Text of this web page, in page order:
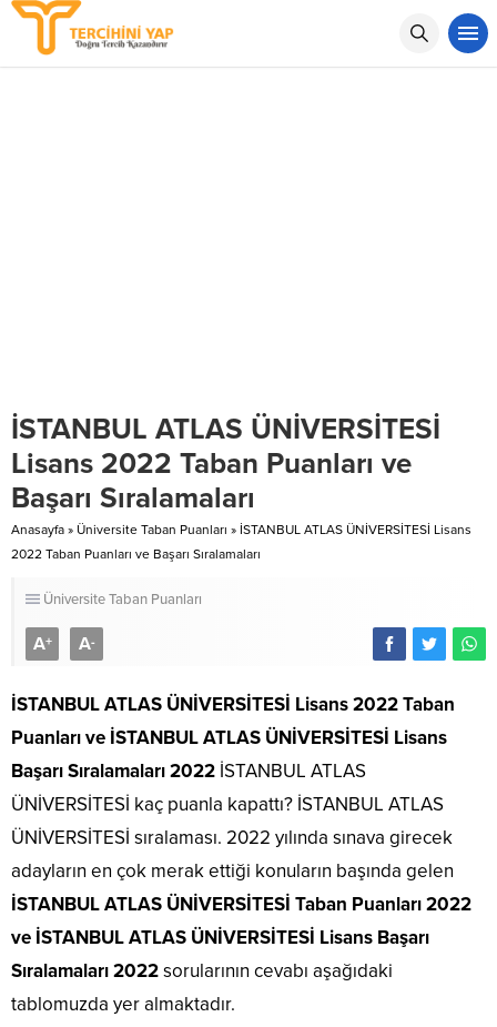
İSTANBUL ATLAS ÜNİVERSİTESİ
Lisans 2022 Taban Puanları ve
Başarı Sıralamaları
Anasayfa » Üniversite Taban Puanları » İSTANBUL ATLAS ÜNİVERSİTESİ Lisans
2022 Taban Puanları ve Başarı Sıralamaları
Üniversite Taban Puanları
A+ A-
İSTANBUL ATLAS ÜNİVERSİTESİ Lisans 2022 Taban
Puanlarıve İSTANBUL ATLAS ÜNİVERSİTESİ Lisans
Başarı Sıralamaları 2022 İSTANBUL ATLAS
ÜNİVERSİTESİ kaç puanla kapattı? İSTANBUL ATLAS
ÜNİVERSİTESİ sıralaması. 2022 yılında sınava girecek
adayların en çok merak ettiği konuların başında gelen
İSTANBUL ATLAS ÜNİVERSİTESİ Taban Puanları 2022
ve İSTANBUL ATLAS ÜNİVERSİTESİ Lisans Başarı
Sıralamaları 2022sorularının cevabı aşağıdaki
tablomuzda yer almaktadır.